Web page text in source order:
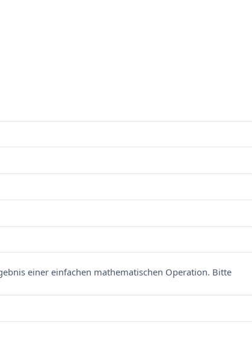
einer einfachen mathematischen Operation. Bitte